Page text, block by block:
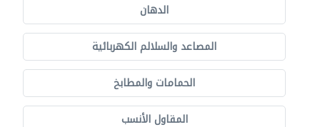
الدهان
المصاعد والسلالم الكهربائية
الحمامات والمطابخ
المقاول الأنسب